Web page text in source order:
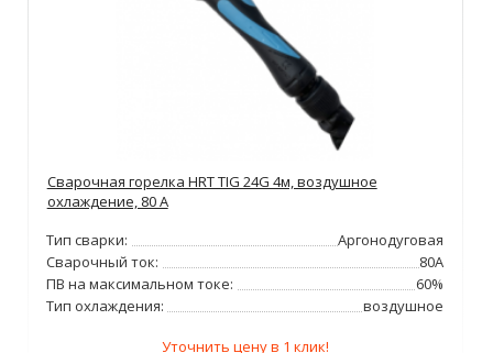
Сварочная горелка HRT TIG 24G 4м, воздушное
охлаждение, 80 А
Тип сварки:
Аргонодуговая
Сварочный ток:
80А
ПВ на максимальном токе:
60%
Тип охлаждения:
воздушное
Уточнить цену в 1 клик!